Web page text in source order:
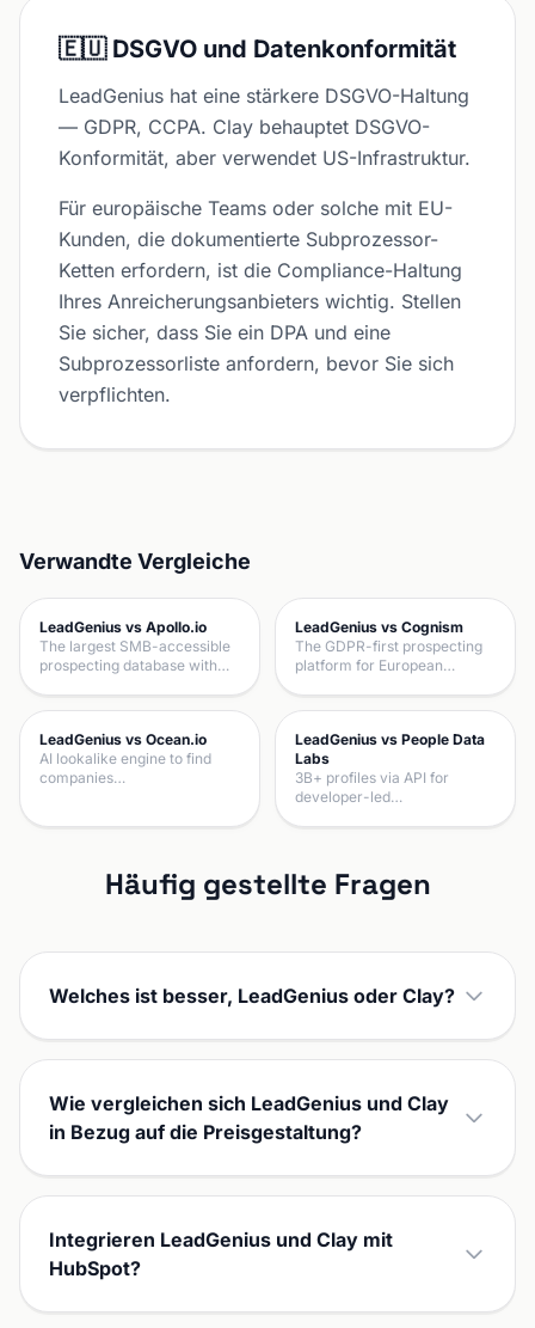
🇪🇺 DSGVO und Datenkonformität
LeadGenius hat eine stärkere DSGVO-Haltung
— GDPR, CCPA. Clay behauptet DSGVO-
Konformität, aber verwendet US-Infrastruktur.
Für europäische Teams oder solche mit EU-
Kunden, die dokumentierte Subprozessor-
Ketten erfordern, ist die Compliance-Haltung
Ihres Anreicherungsanbieters wichtig. Stellen
Sie sicher, dass Sie ein DPA und eine
Subprozessorliste anfordern, bevor Sie sich
verpflichten.
Verwandte Vergleiche
LeadGenius vs Apollo.io
The largest SMB-accessible
prospecting database with…
LeadGenius vs Cognism
The GDPR-first prospecting
platform for European…
LeadGenius vs Ocean.io
AI lookalike engine to find
companies…
LeadGenius vs People Data
Labs
3B+ profiles via API for
developer-led…
Häufig gestellte Fragen
Welches ist besser, LeadGenius oder Clay?
Wie vergleichen sich LeadGenius und Clay
in Bezug auf die Preisgestaltung?
Integrieren LeadGenius und Clay mit
HubSpot?